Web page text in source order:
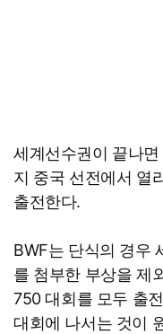
세계선수권이 끝나
지 중국 선전에서 열
출전한다.
BWF는 단식의 경우
를 첨부한 부상을 제
750 대회를 모두 출
대회에 나서는 것이